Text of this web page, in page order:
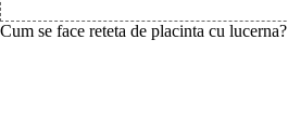
Cum se face reteta de placinta cu lucerna?